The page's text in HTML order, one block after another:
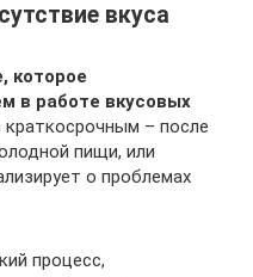
вкуса
которое
в работе вкусовых
– после
пищи, или
о проблемах
процесс,